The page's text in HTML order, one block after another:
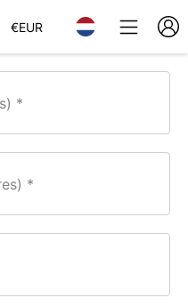
€EUR